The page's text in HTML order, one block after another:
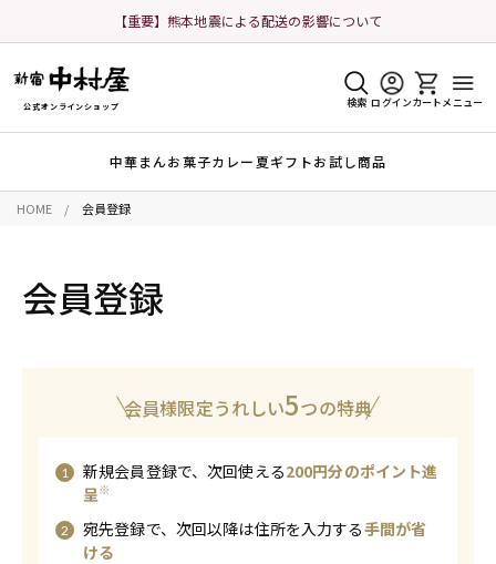
【重要】熊本地震による配送の影響について
公式オンラインショップ 検索 ログインカート メニュー
中華まんお菓子カレー夏ギフトお試し商品
HOME 会員登録
会員登録
会員様限定うれしい5つの特典
新規会員登録で、次回使える200円分のポイント進
呈※
宛先登録で、次回以降は住所を入力する手間が省
ける